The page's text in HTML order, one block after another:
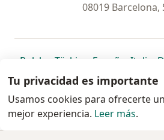
08019 Barcelona,
Polska se abre en una nueva
Türkiye se abre en una
España se abre
Italia
Portugal
se abre en una
México se abre en
Chile seBrasil
www.doctoralia.pe © 2026
Tu privacidad es importante
Usamos cookies para ofrecerte
mejor experiencia. Leer más.